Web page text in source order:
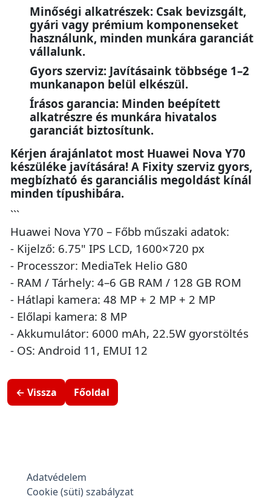
Minőségi alkatrészek: Csak bevizsgált,
gyári vagy prémium komponenseket
használunk, minden munkára garanciát
vállalunk.
Gyors szerviz: Javításaink többsége 1–2
munkanapon belül elkészül.
Írásos garancia: Minden beépített
alkatrészre és munkára hivatalos
garanciát biztosítunk.
Kérjen árajánlatot most Huawei Nova Y70
készüléke javítására! A Fixity szerviz gyors,
megbízható és garanciális megoldást kínál
minden típushibára.
```
Huawei Nova Y70 – Főbb műszaki adatok:
- Kijelző: 6.75" IPS LCD, 1600×720 px
- Processzor: MediaTek Helio G80
- RAM / Tárhely: 4–6 GB RAM / 128 GB ROM
- Hátlapi kamera: 48 MP + 2 MP + 2 MP
- Előlapi kamera: 8 MP
- Akkumulátor: 6000 mAh, 22.5W gyorstöltés
- OS: Android 11, EMUI 12
← Vissza Főoldal
Adatvédelem
Cookie (süti) szabályzat